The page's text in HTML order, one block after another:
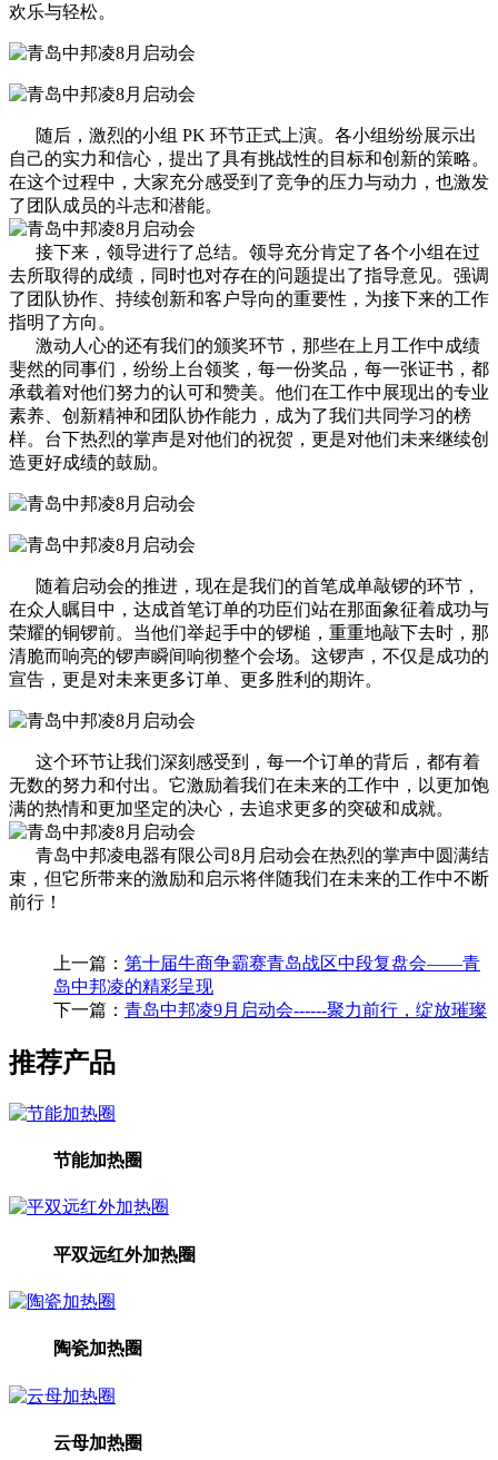
欢乐与轻松。
随后，激烈的小组 PK 环节正式上演。各小组纷纷展示出
自己的实力和信心，提出了具有挑战性的目标和创新的策略。
在这个过程中，大家充分感受到了竞争的压力与动力，也激发
了团队成员的斗志和潜能。
接下来，领导进行了总结。领导充分肯定了各个小组在过
去所取得的成绩，同时也对存在的问题提出了指导意见。强调
了团队协作、持续创新和客户导向的重要性，为接下来的工作
指明了方向。
激动人心的还有我们的颁奖环节，那些在上月工作中成绩
斐然的同事们，纷纷上台领奖，每一份奖品，每一张证书，都
承载着对他们努力的认可和赞美。他们在工作中展现出的专业
素养、创新精神和团队协作能力，成为了我们共同学习的榜
样。台下热烈的掌声是对他们的祝贺，更是对他们未来继续创
造更好成绩的鼓励。
随着启动会的推进，现在是我们的首笔成单敲锣的环节，
在众人瞩目中，达成首笔订单的功臣们站在那面象征着成功与
荣耀的铜锣前。当他们举起手中的锣槌，重重地敲下去时，那
清脆而响亮的锣声瞬间响彻整个会场。这锣声，不仅是成功的
宣告，更是对未来更多订单、更多胜利的期许。
这个环节让我们深刻感受到，每一个订单的背后，都有着
无数的努力和付出。它激励着我们在未来的工作中，以更加饱
满的热情和更加坚定的决心，去追求更多的突破和成就。
青岛中邦凌电器有限公司8月启动会在热烈的掌声中圆满结
束，但它所带来的激励和启示将伴随我们在未来的工作中不断
前行！
上一篇： 第十届牛商争霸赛青岛战区中段复盘会——青
岛中邦凌的精彩呈现
下一篇： 青岛中邦凌9月启动会------聚力前行，绽放璀璨
推荐产品
节能加热圈
平双远红外加热圈
陶瓷加热圈
云母加热圈